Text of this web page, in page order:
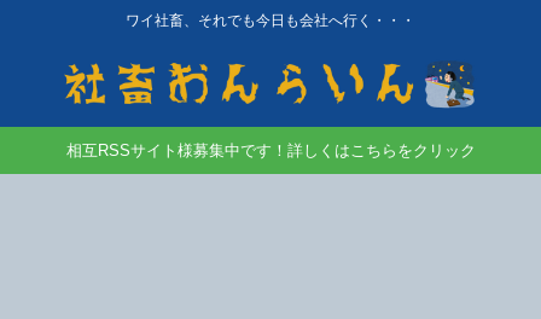
ワイ社畜、それでも今日も会社へ行く・・・
相互RSSサイト様募集中です！詳しくはこちらをクリック